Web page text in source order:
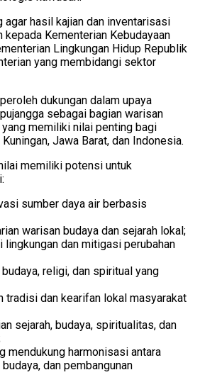
agar hasil kajian dan inventarisasi
Kementerian Kebudayaan
Lingkungan Hidup Republik
yang membidangi sektor
dukungan dalam upaya
sebagai bagian warisan
yang memiliki nilai penting bagi
Jawa Barat, dan Indonesia.
memiliki potensi untuk
sumber daya air berbasis
warisan budaya dan sejarah lokal;
lingkungan dan mitigasi perubahan
religi, dan spiritual yang
tradisi dan kearifan lokal masyarakat
sejarah, budaya, spiritualitas, dan
mendukung harmonisasi antara
dan pembangunan